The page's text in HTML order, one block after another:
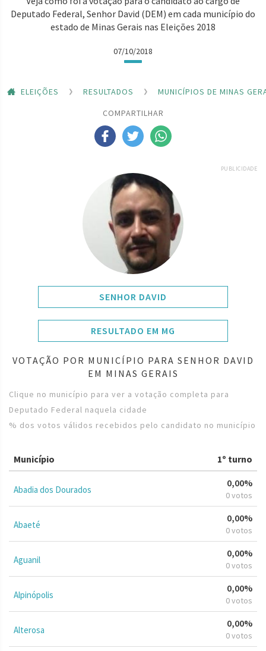
Deputado Federal, Senhor David (DEM) em cada município do
estado de Minas Gerais nas Eleições 2018
07/10/2018
ELEIÇÕES RESULTADOS
MUNICÍPIOS DE MINAS
COMPARTILHAR
PUBLICIDADE
SENHOR DAVID
RESULTADO EM MG
VOTAÇÃO POR MUNICÍPIO PARA SENHOR DAVID
EM MINAS GERAIS
Clique no município para ver a votação completa para
Deputado Federal naquela cidade
% dos votos válidos recebidos pelo candidato no município
Município 1º turno
Abadia dos Dourados
0,00%
0 votos
Abaeté
0,00%
0 votos
Aguanil
0,00%
0 votos
Alpinópolis
0,00%
0 votos
Alterosa
0,00%
0 votos